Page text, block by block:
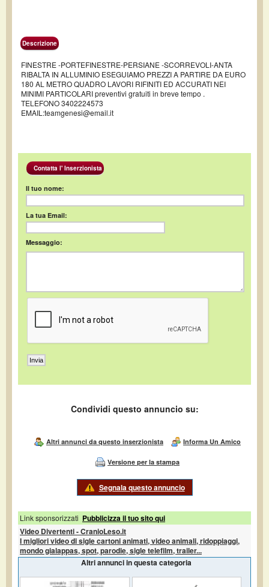
Descrizione
FINESTRE -PORTEFINESTRE-PERSIANE -SCORREVOLI-ANTA
RIBALTA IN ALLUMINIO ESEGUIAMO PREZZI A PARTIRE DA EURO
180 AL METRO QUADRO LAVORI RIFINITI ED ACCURATI NEI
MINIMI PARTICOLARI preventivi gratuiti in breve tempo .
TELEFONO 3402224573
EMAIL:teamgenesi@email.it
Contatta l' Inserzionista
Il tuo nome:
La tua Email:
Messaggio:
Condividi questo annuncio su:
Altri annunci da questo inserzionista Informa Un Amico
Versione per la stampa
Segnala questo annuncio
Link sponsorizzati Pubblicizza il tuo sito qui
Video Divertenti - CranioLeso.it
I migliori video di sigle cartoni animati, video animali, ridoppiaggi,
mondo gialappas, spot, parodie, sigle telefilm, trailer...
Altri annunci in questa categoria